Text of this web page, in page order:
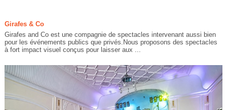
Girafes & Co
Girafes and Co est une compagnie de spectacles intervenant aussi bien
pour les événements publics que privés.Nous proposons des spectacles
à fort impact visuel conçus pour laisser aux ...